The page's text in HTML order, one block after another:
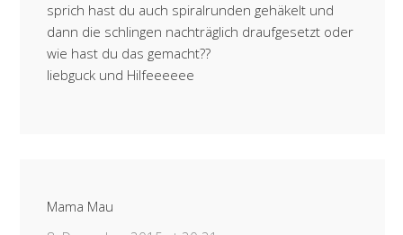
sprich hast du auch spiralrunden gehäkelt und
dann die schlingen nachträglich draufgesetzt oder
wie hast du das gemacht??
liebguck und Hilfeeeeee
Mama Mau